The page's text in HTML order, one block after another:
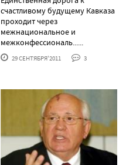
счастливому будущему Кавказа
проходит через
межнациональное и
межконфессиональ......
29 СЕНТЯБРЯ'2011 3